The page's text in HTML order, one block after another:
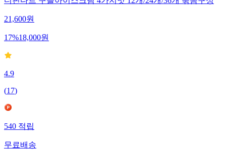
디핀다트 구슬아이스크림 4가지맛 12개/24개/36개 묶음구성
21,600원
17%18,000원
4.9
(17)
540적립
무료배송